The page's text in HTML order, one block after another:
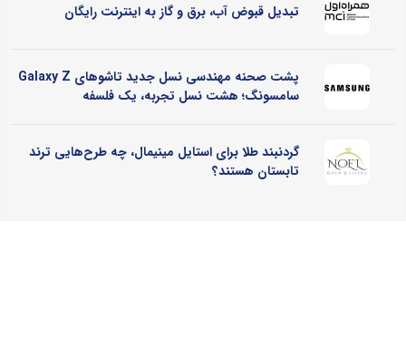
تبدیل قبوض آب، برق و گاز به اینترنت رایگان
پشت صحنه مهندسی نسل جدید تاشوهای Galaxy Z
سامسونگ؛ هشت نسل تجربه، یک فلسفه
گردنبند طلا برای استایل مینیمال، چه طرح‌هایی ترند
تابستان هستند؟